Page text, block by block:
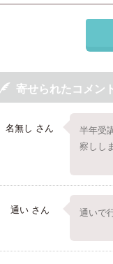
 寄せられたコメン
名無し さん
半年受
察しし
通い さん
通いで